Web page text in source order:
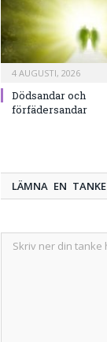
4 AUGUSTI, 2026
Dödsandar och
förfädersandar
LÄMNA EN TANKE